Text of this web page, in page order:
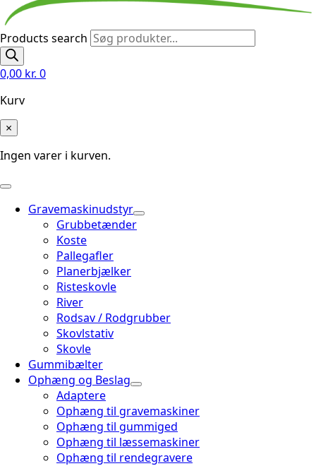
Products search
0,00 kr. 0
Kurv
×
Ingen varer i kurven.
Gravemaskinudstyr
Grubbetænder
Koste
Pallegafler
Planerbjælker
Risteskovle
River
Rodsav / Rodgrubber
Skovlstativ
Skovle
Gummibælter
Ophæng og Beslag
Adaptere
Ophæng til gravemaskiner
Ophæng til gummiged
Ophæng til læssemaskiner
Ophæng til rendegravere